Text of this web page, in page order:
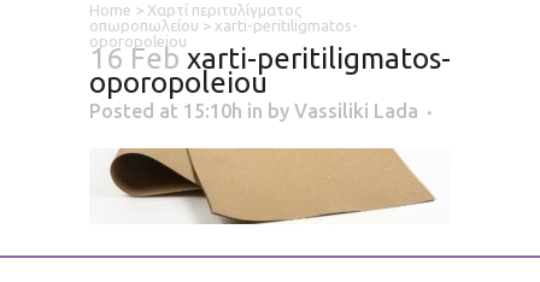
Home > Χαρτί περιτυλίγματος
οπωροπωλείου > xarti-peritiligmatos-
oporopoleiou
16 Febxarti-peritiligmatos-
oporopoleiou
Posted at 15:10h in by Vassiliki Lada